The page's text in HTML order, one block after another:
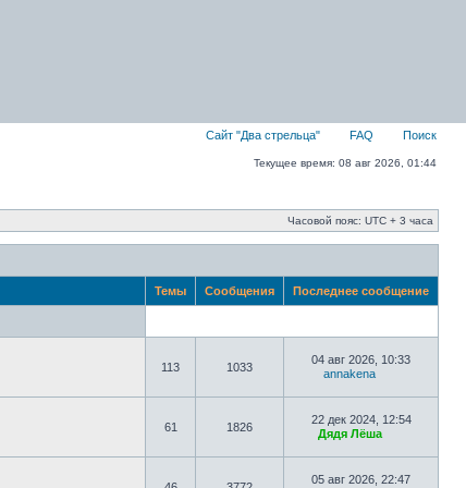
Сайт "Два стрельца" FAQ Поиск
Текущее время: 08 авг 2026, 01:44
Часовой пояс: UTC + 3 часа
Темы Сообщения Последнее сообщение
113 1033
04 авг 2026, 10:33
annakena
61 1826
22 дек 2024, 12:54
Дядя Лёша
05 авг 2026, 22:47